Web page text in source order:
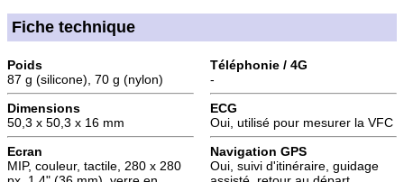
Fiche technique
Poids
87 g (silicone), 70 g (nylon)
Dimensions
50,3 x 50,3 x 16 mm
Ecran
MIP, couleur, tactile, 280 x 280
Téléphonie / 4G
-
ECG
Oui, utilisé pour mesurer la VFC
Navigation GPS
Oui, suivi d'itinéraire, guidage